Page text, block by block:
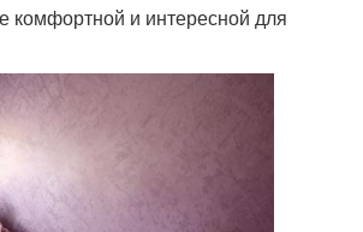
комфортной и интересной для